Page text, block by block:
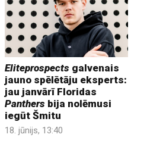
Eliteprospects galvenais
jauno spēlētāju eksperts:
jau janvārī Floridas
Panthers bija nolēmusi
iegūt Šmitu
18. jūnijs, 13:40